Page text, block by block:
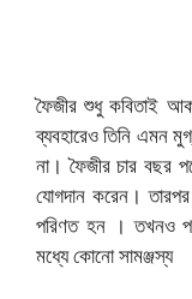
ফৈজীর শুধু কবিতাই
ব্যবহারেও তিনি এমন
না। ফৈজীর চার বছর
যোগদান করেন।
পরিণত হন । তখনও
মধ্যে কোনো সামঞ্জস্য